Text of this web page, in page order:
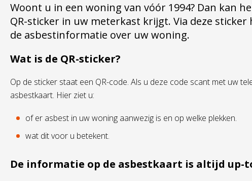
Woont u in een woning van vóór 1994? Dan kan
QR-sticker in uw meterkast krijgt. Via deze
de asbestinformatie over uw woning.
Wat is de QR-sticker?
Op de sticker staat een QR-code. Als u deze code scant met uw
asbestkaart. Hier ziet u:
of er asbest in uw woning aanwezig is en op welke plekken.
wat dit voor u betekent.
De informatie op de asbestkaart is altijd up-